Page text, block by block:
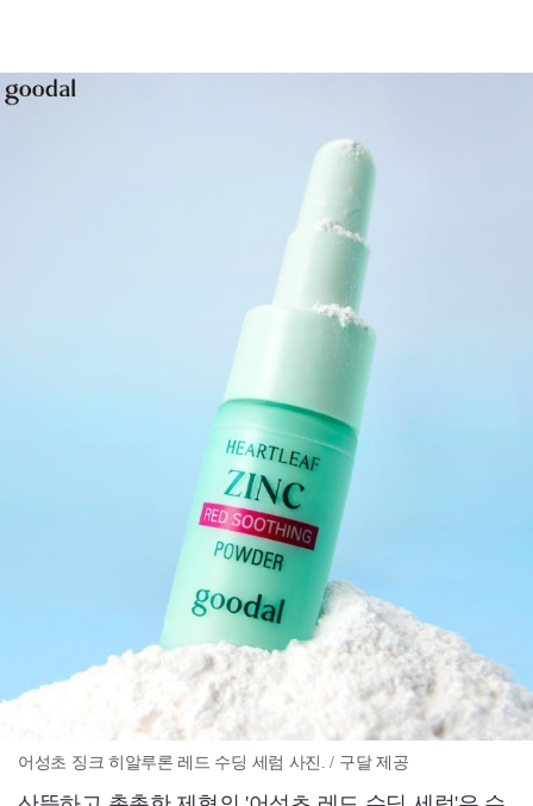
어성초 징크 히알루론 레드 수딩 세럼 사진. / 구달 제공